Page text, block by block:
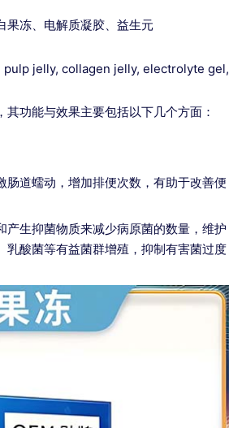
果冻、电解质凝胶、益生元
jelly, collagen jelly, electrolyte gel,
功能与效果主要包括以下几个方面：
肠道蠕动，增加排便次数，有助于改善便
产生抑菌物质来减少病原菌的数量，维护
乳酸菌等有益菌群增殖，抑制有害菌过度